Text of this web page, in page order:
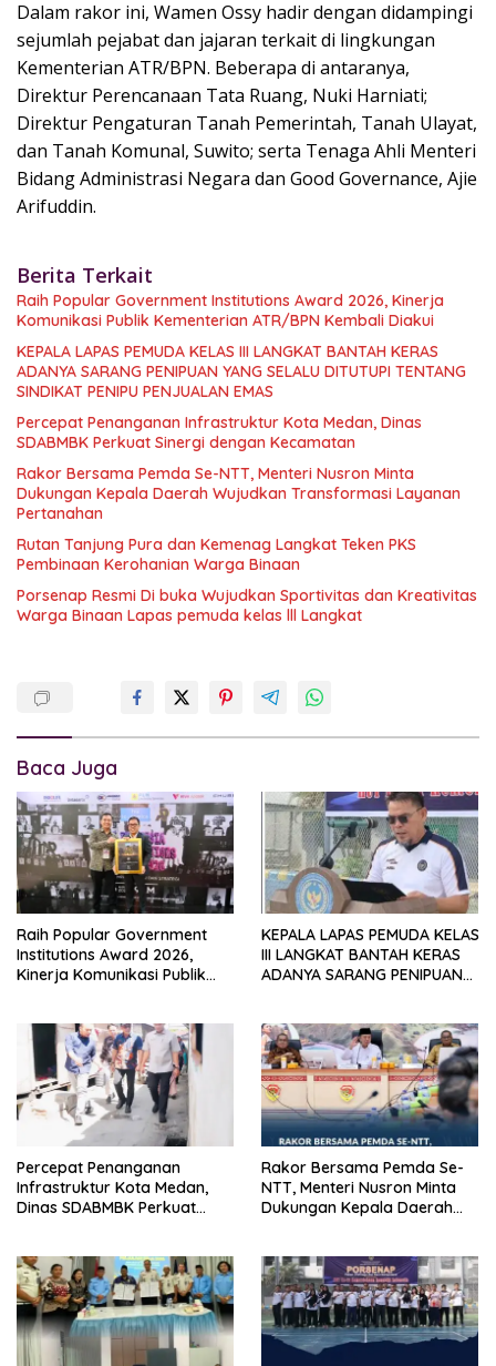
Dalam rakor ini, Wamen Ossy hadir dengan didampingi
sejumlah pejabat dan jajaran terkait di lingkungan
Kementerian ATR/BPN. Beberapa di antaranya,
Direktur Perencanaan Tata Ruang, Nuki Harniati;
Direktur Pengaturan Tanah Pemerintah, Tanah Ulayat,
dan Tanah Komunal, Suwito; serta Tenaga Ahli Menteri
Bidang Administrasi Negara dan Good Governance, Ajie
Arifuddin.
Berita Terkait
Raih Popular Government Institutions Award 2026, Kinerja
Komunikasi Publik Kementerian ATR/BPN Kembali Diakui
KEPALA LAPAS PEMUDA KELAS III LANGKAT BANTAH KERAS
ADANYA SARANG PENIPUAN YANG SELALU DITUTUPI TENTANG
SINDIKAT PENIPU PENJUALAN EMAS
Percepat Penanganan Infrastruktur Kota Medan, Dinas
SDABMBK Perkuat Sinergi dengan Kecamatan
Rakor Bersama Pemda Se-NTT, Menteri Nusron Minta
Dukungan Kepala Daerah Wujudkan Transformasi Layanan
Pertanahan
Rutan Tanjung Pura dan Kemenag Langkat Teken PKS
Pembinaan Kerohanian Warga Binaan
Porsenap Resmi Di buka Wujudkan Sportivitas dan Kreativitas
Warga Binaan Lapas pemuda kelas lll Langkat
Baca Juga
Raih Popular Government
Institutions Award 2026,
Kinerja Komunikasi Publik
KEPALA LAPAS PEMUDA KELAS
III LANGKAT BANTAH KERAS
ADANYA SARANG PENIPUAN
PENJUALAN EMAS
Percepat Penanganan
Infrastruktur Kota Medan,
Dinas SDABMBK Perkuat
Rakor Bersama Pemda Se-
NTT, Menteri Nusron Minta
Dukungan Kepala Daerah